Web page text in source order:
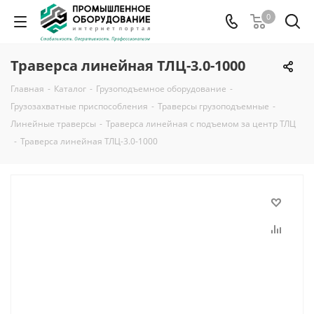
0
Траверса линейная ТЛЦ-3.0-1000
Главная - Каталог - Грузоподъемное оборудование -
Грузозахватные приспособления - Траверсы грузоподъемные -
Линейные траверсы - Траверса линейная с подъемом за центр ТЛЦ
- Траверса линейная ТЛЦ-3.0-1000